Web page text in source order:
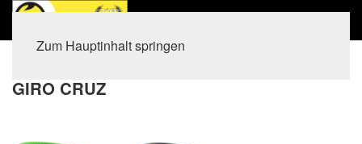
Zum Hauptinhalt springen
Home Balsthal Schneebrillen
GIRO CRUZ